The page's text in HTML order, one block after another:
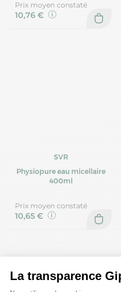
Prix moyen constaté
10,76 €
SVR
Physiopure eau micellaire
400ml
Prix moyen constaté
10,65 €